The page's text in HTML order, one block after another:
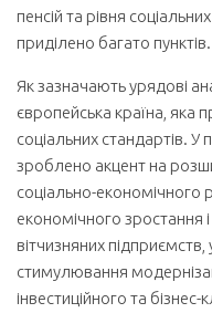
пенсій та рівня
приділено багато пунктів.
Як зазначають урядові
європейська країна, яка
соціальних стандартів. У
зроблено акцент на
соціально-економічного
економічного зростання
вітчизняних
стимулювання
інвестиційного та бізнес-